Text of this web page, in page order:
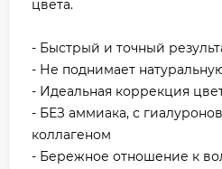
цвета.
- Быстрый и точный
- Не поднимает
- Идеальная коррекция
- БЕЗ аммиака, с
коллагеном
- Бережное отношение к